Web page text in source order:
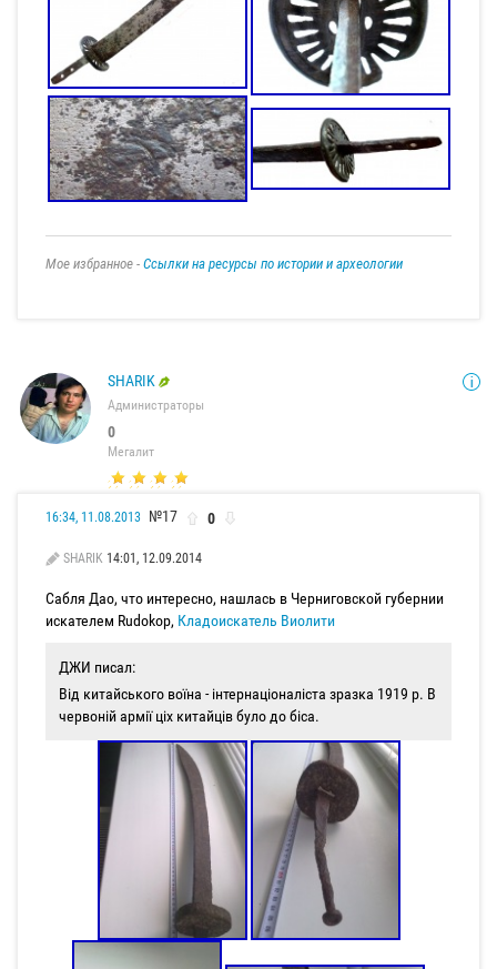
Мое избранное - Ссылки на ресурсы по истории и археологии
SHARIK
Администраторы
0
Мегалит
16:34, 11.08.2013 №17 0
SHARIK 14:01, 12.09.2014
Сабля Дао, что интересно, нашлась в Черниговской губернии
искателем Rudokop, Кладоискатель Виолити
ДЖИ писал:
Від китайського воїна - інтернаціоналіста зразка 1919 р. В
червоній армії ціх китайців було до біса.